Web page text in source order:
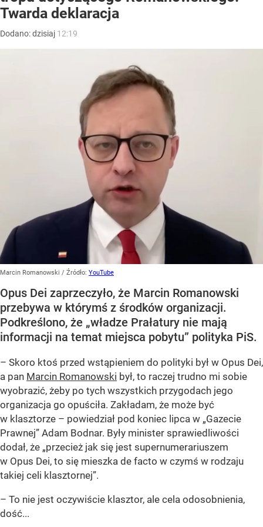
Twarda deklaracja
Dodano:dzisiaj 12:19
Marcin Romanowski / Źródło: YouTube
Opus Dei zaprzeczyło, że Marcin Romanowski
przebywa w którymś z środków organizacji.
Podkreślono, że „władze Prałatury nie mają
informacji na temat miejsca pobytu” polityka PiS.
– Skoro ktoś przed wstąpieniem do polityki był w Opus Dei,
a pan Marcin Romanowski był, to raczej trudno mi sobie
wyobrazić, żeby po tych wszystkich przygodach jego
organizacja go opuściła. Zakładam, że może być
w klasztorze – powiedział pod koniec lipca w „Gazecie
Prawnej” Adam Bodnar. Były minister sprawiedliwości
dodał, że „przecież jak się jest supernumerariuszem
w Opus Dei, to się mieszka de facto w czymś w rodzaju
takiej celi klasztornej”.
– To nie jest oczywiście klasztor, ale cela odosobnienia,
dość...